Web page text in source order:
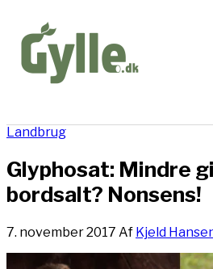
Landbrug
Glyphosat: Mindre
bordsalt? Nonsens!
7. november 2017 Af Kjeld